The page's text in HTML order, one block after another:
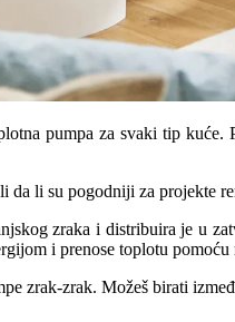
pumpa za svaki tip
li su pogodniji za projekte
zraka i distribuira je u
i prenose toplotu
zrak-zrak. Možeš birati